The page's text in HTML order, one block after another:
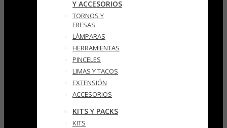
Y ACCESORIOS
TORNOS Y
FRESAS
LÁMPARAS
HERRAMIENTAS
PINCELES
LIMAS Y TACOS
EXTENSIÓN
ACCESORIOS
KITS Y PACKS
KITS